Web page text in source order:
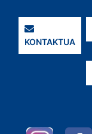
KONTAKTUA